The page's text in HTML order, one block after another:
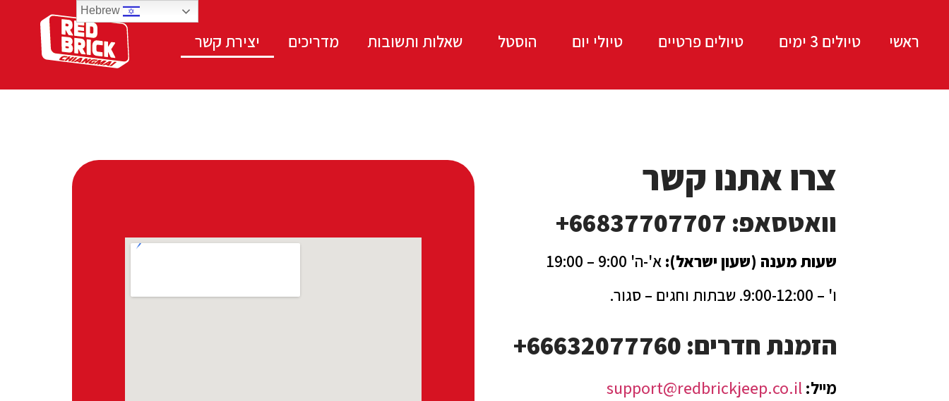
ראשי טיולים 3 ימים טיולים פרטיים טיולי יום הוסטל שאלות ותשובות מדריכים יצירת קשר
צרו אתנו קשר
וואטסאפ: 66837707707+
שעות מענה (שעון ישראל): א'-ה' 9:00 – 19:00
ו' – 9:00-12:00. שבתות וחגים – סגור.
הזמנת חדרים: 66632077760+
מייל:support@redbrickjeep.co.il
Hebrew